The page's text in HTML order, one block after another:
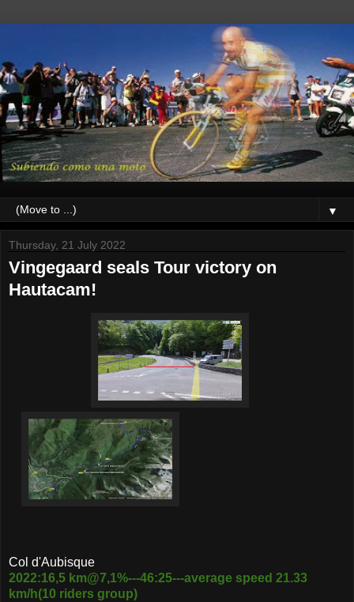
▼
Thursday, 21 July 2022
Vingegaard seals Tour victory on
Hautacam!
Col d'Aubisque
2022:16,5 km@7,1%---46:25---average speed 21.33
km/h(10 riders group)